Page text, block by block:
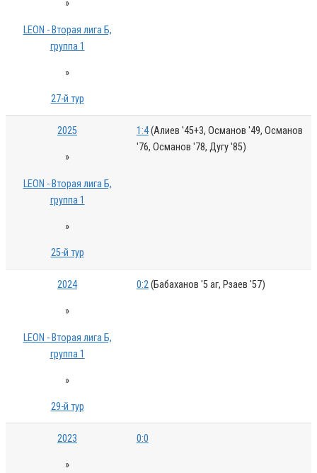
»
LEON - Вторая лига Б,
группа 1
»
27-й тур
2025
»
LEON - Вторая лига Б,
группа 1
»
25-й тур
1:4(Алиев '45+3, Османов '49, Османов
'76, Османов '78, Дугу '85)
2024
»
LEON - Вторая лига Б,
группа 1
»
29-й тур
0:2(Бабаханов '5 аг, Рзаев '57)
2023
»
0:0